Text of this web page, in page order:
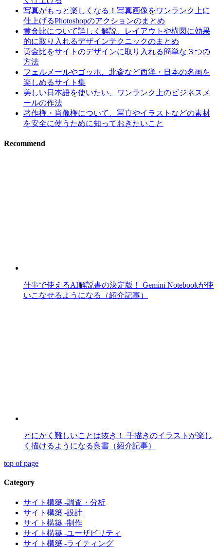
写真がもっと楽しくなる！写真画像をワンランク上に
仕上げるPhotoshopのアクションのまとめ
黄金比について詳しく解説、レイアウトや構図に効果
的に取り入れるデザインテクニックのまとめ
黄金比をサイトのデザインに取り入れる簡単な３つの
方法
フェルメールやゴッホ、北斎など西洋・日本の名画を
楽しめるサイト集
美しい日本語を使いたい、ワンランク上のビジネスメ
ールの作法
著作権・肖像権について、写真やイラストなどの素材
を安全に使うために知っておきたいこと
Recommend
仕事で使えるAI解説書の決定版！ Gemini Notebookが使
いこなせるようになる（紹介記事）
とにかく難しいことは抜き！ 手描きのイラストが楽し
く描けるようになる良書（紹介記事）
top of page
Category
サイト構築 -調査・分析
サイト構築 -設計
サイト構築 -制作
サイト構築 -ユーザビリティ
サイト構築 -ライティング